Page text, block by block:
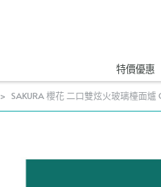
特價優惠
SAKURA 櫻花 二口雙炫火玻璃檯面爐